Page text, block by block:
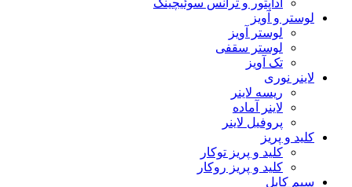
آداپتور و ترانس سوئیچینگ
لوستر و آویز
لوستر آویز
لوستر سقفی
تک آویز
لاینر نوری
ریسه لاینر
لاینر آماده
پروفیل لاینر
کلید و پریز
کلید و پریز توکار
کلید و پریز روکار
سیم کابل